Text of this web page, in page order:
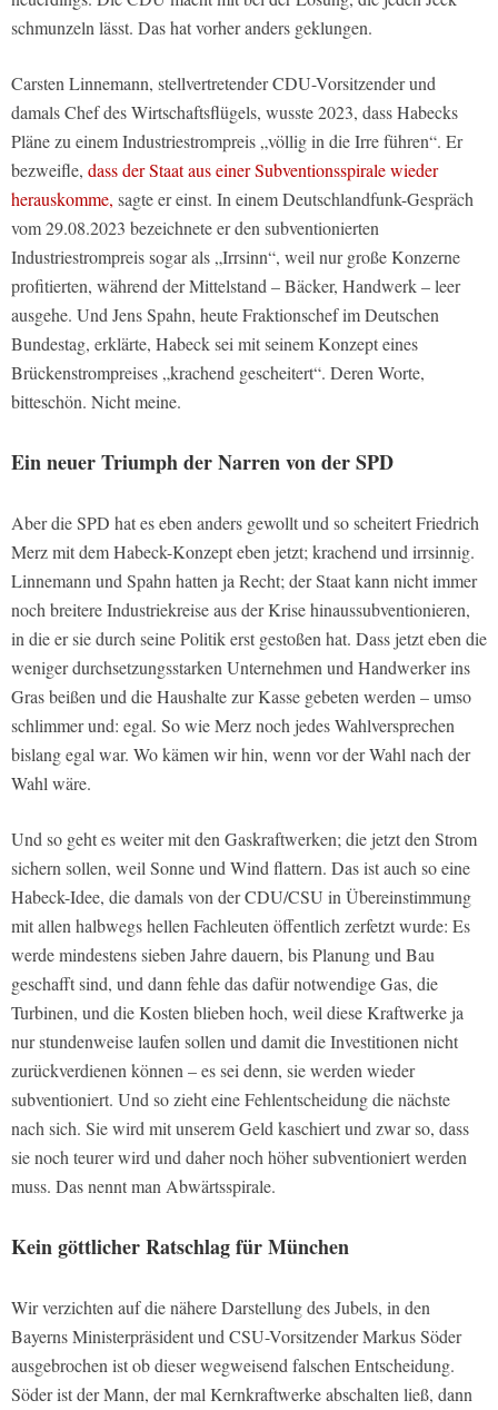
schmunzeln lässt. Das hat vorher anders geklungen.
Carsten Linnemann, stellvertretender CDU-Vorsitzender und
damals Chef des Wirtschaftsflügels, wusste 2023, dass Habecks
Pläne zu einem Industriestrompreis „völlig in die Irre führen“. Er
bezweifle, dass der Staat aus einer Subventionsspirale wieder
herauskomme, sagte er einst. In einem Deutschlandfunk-Gespräch
vom 29.08.2023 bezeichnete er den subventionierten
Industriestrompreis sogar als „Irrsinn“, weil nur große Konzerne
profitierten, während der Mittelstand – Bäcker, Handwerk – leer
ausgehe. Und Jens Spahn, heute Fraktionschef im Deutschen
Bundestag, erklärte, Habeck sei mit seinem Konzept eines
Brückenstrompreises „krachend gescheitert“. Deren Worte,
bitteschön. Nicht meine.
Ein neuer Triumph der Narren von der SPD
Aber die SPD hat es eben anders gewollt und so scheitert Friedrich
Merz mit dem Habeck-Konzept eben jetzt; krachend und irrsinnig.
Linnemann und Spahn hatten ja Recht; der Staat kann nicht immer
noch breitere Industriekreise aus der Krise hinaussubventionieren,
in die er sie durch seine Politik erst gestoßen hat. Dass jetzt eben die
weniger durchsetzungsstarken Unternehmen und Handwerker ins
Gras beißen und die Haushalte zur Kasse gebeten werden – umso
schlimmer und: egal. So wie Merz noch jedes Wahlversprechen
bislang egal war. Wo kämen wir hin, wenn vor der Wahl nach der
Wahl wäre.
Und so geht es weiter mit den Gaskraftwerken; die jetzt den Strom
sichern sollen, weil Sonne und Wind flattern. Das ist auch so eine
Habeck-Idee, die damals von der CDU/CSU in Übereinstimmung
mit allen halbwegs hellen Fachleuten öffentlich zerfetzt wurde: Es
werde mindestens sieben Jahre dauern, bis Planung und Bau
geschafft sind, und dann fehle das dafür notwendige Gas, die
Turbinen, und die Kosten blieben hoch, weil diese Kraftwerke ja
nur stundenweise laufen sollen und damit die Investitionen nicht
zurückverdienen können – es sei denn, sie werden wieder
subventioniert. Und so zieht eine Fehlentscheidung die nächste
nach sich. Sie wird mit unserem Geld kaschiert und zwar so, dass
sie noch teurer wird und daher noch höher subventioniert werden
muss. Das nennt man Abwärtsspirale.
Kein göttlicher Ratschlag für München
Wir verzichten auf die nähere Darstellung des Jubels, in den
Bayerns Ministerpräsident und CSU-Vorsitzender Markus Söder
ausgebrochen ist ob dieser wegweisend falschen Entscheidung.
Söder ist der Mann, der mal Kernkraftwerke abschalten ließ, dann